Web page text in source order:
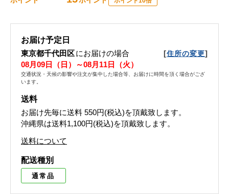
お届け予定日
東京都千代田区にお届けの場合 [住所の変更]
08月09日（日）～08月11日（火）
交通状況・天候の影響や注文が集中した場合等、お届けに時間を頂く場合がござ
います。
送料
お届け先毎に送料 550円(税込)を頂戴致します。
沖縄県は送料1,100円(税込)を頂戴致します。
送料について
配送種別
通常品